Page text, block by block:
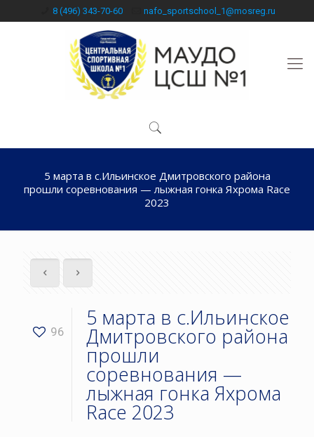
8 (496) 343-70-60 nafo_sportschool_1@mosreg.ru
5 марта в с.Ильинское Дмитровского района
прошли соревнования — лыжная гонка Яхрома Race
2023
96
5 марта в с.Ильинское
Дмитровского района
прошли
соревнования —
лыжная гонка Яхрома
Race 2023